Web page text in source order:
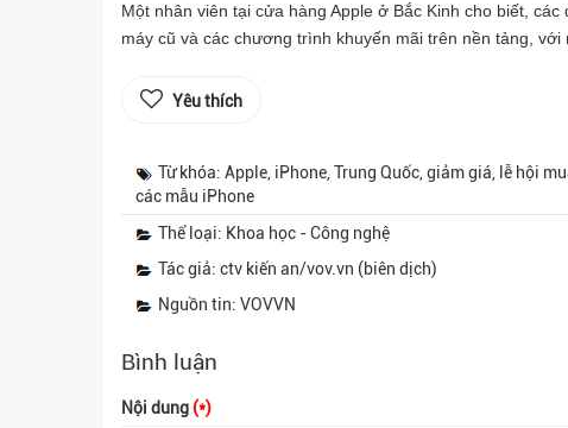
Một nhân viên tại cửa hàng Apple ở Bắc Kinh cho biết,
máy cũ và các chương trình khuyến mãi trên nền tảng,
Yêu thích
Từ khóa: Apple, iPhone, Trung Quốc, giảm giá, lễ hội
các mẫu iPhone
Thể loại: Khoa học - Công nghệ
Tác giả: ctv kiến an/vov.vn (biên dịch)
Nguồn tin: VOVVN
Bình luận
Nội dung (*)